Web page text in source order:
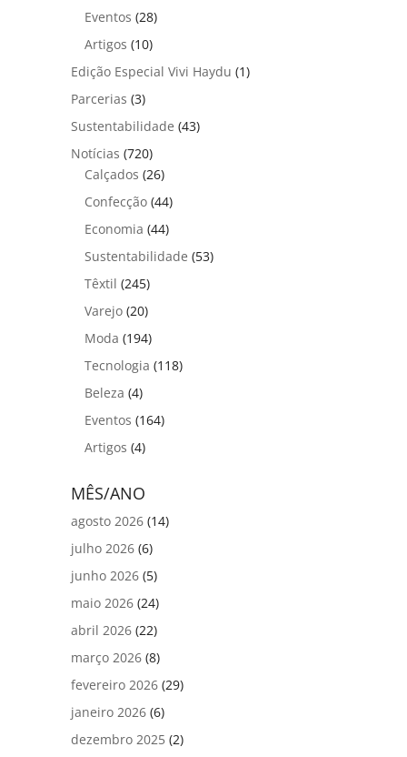
Eventos (28)
Artigos (10)
Edição Especial Vivi Haydu (1)
Parcerias (3)
Sustentabilidade (43)
Notícias (720)
Calçados (26)
Confecção (44)
Economia (44)
Sustentabilidade (53)
Têxtil (245)
Varejo (20)
Moda (194)
Tecnologia (118)
Beleza (4)
Eventos (164)
Artigos (4)
MÊS/ANO
agosto 2026 (14)
julho 2026 (6)
junho 2026 (5)
maio 2026 (24)
abril 2026 (22)
março 2026 (8)
fevereiro 2026 (29)
janeiro 2026 (6)
dezembro 2025 (2)